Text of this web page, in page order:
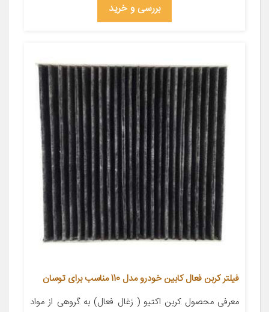
بررسی و خرید
فیلتر کربن فعال کابین خودرو مدل 110 مناسب برای توسان
معرفی محصول کربن اکتیو ( زغال فعال) به گروهی از مواد